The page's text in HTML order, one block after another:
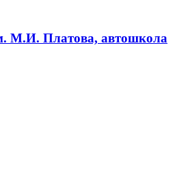
М.И. Платова, автошкола